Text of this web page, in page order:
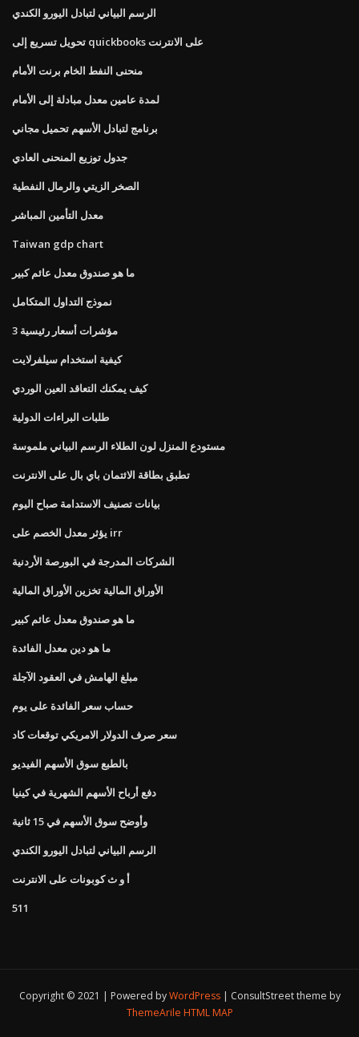
الرسم البياني لتبادل اليورو الكندي
تحويل تسريع إلى quickbooks على الانترنت
منحنى النفط الخام برنت الأمام
لمدة عامين معدل مبادلة إلى الأمام
برنامج لتبادل الأسهم تحميل مجاني
جدول توزيع المنحنى العادي
الصخر الزيتي والرمال النفطية
معدل التأمين المباشر
Taiwan gdp chart
ما هو صندوق معدل عائم كبير
نموذج التداول المتكامل
3 مؤشرات أسعار رئيسية
كيفية استخدام سيلفرلايت
كيف يمكنك التعاقد العين الوردي
طلبات البراءات الدولية
مستودع المنزل لون الطلاء الرسم البياني ملموسة
تطبق بطاقة الائتمان باي بال على الانترنت
بيانات تصنيف الاستدامة صباح اليوم
يؤثر معدل الخصم على irr
الشركات المدرجة في البورصة الأردنية
الأوراق المالية تخزين الأوراق المالية
ما هو صندوق معدل عائم كبير
ما هو دين معدل الفائدة
مبلغ الهامش في العقود الآجلة
حساب سعر الفائدة على يوم
سعر صرف الدولار الامريكي توقعات كاد
بالطبع سوق الأسهم الفيديو
دفع أرباح الأسهم الشهرية في كينيا
وأوضح سوق الأسهم في 15 ثانية
الرسم البياني لتبادل اليورو الكندي
أ و ث كوبونات على الانترنت
511
Copyright © 2021 | Powered byWordPress
ConsultStreet theme by
ThemeArile HTML MAP